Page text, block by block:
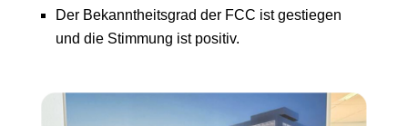
Der Bekanntheitsgrad der FCC ist gestiegen
und die Stimmung ist positiv.